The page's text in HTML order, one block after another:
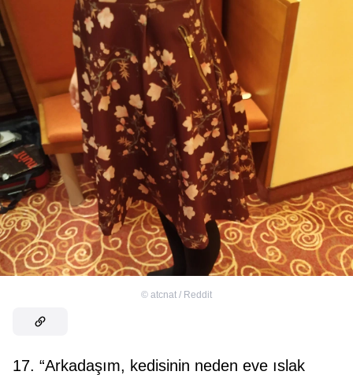
© atcnat / Reddit
17. “Arkadaşım, kedisinin neden eve ıslak